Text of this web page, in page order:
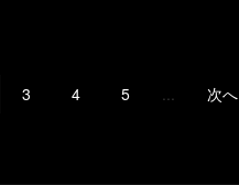
3 4 5 ... 次へ